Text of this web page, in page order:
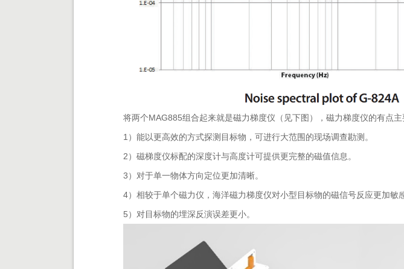
将两个MAG885组合起来就是磁力梯度仪（见下图），磁力梯度仪的有点主
1）能以更高效的方式探测目标物，可进行大范围的现场调查勘测。
2）磁梯度仪标配的深度计与高度计可提供更完整的磁值信息。
3）对于单一物体方向定位更加清晰。
4）相较于单个磁力仪，海洋磁力梯度仪对小型目标物的磁信号反应更加敏感
5）对目标物的埋深反演误差更小。